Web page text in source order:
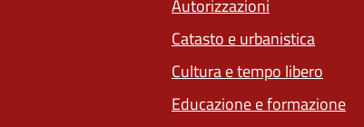
Autorizzazioni
Catasto e urbanistica
Cultura e tempo libero
Educazione e formazione